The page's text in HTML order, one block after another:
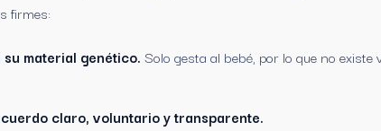
firmes:
material genético. Solo gesta al bebé, por lo que no existe
claro, voluntario y transparente.